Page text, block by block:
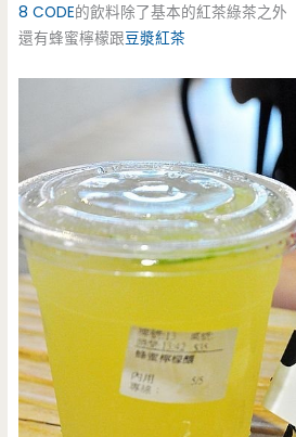
8 CODE的飲料除了基本的紅茶綠茶之外
還有蜂蜜檸檬跟豆漿紅茶